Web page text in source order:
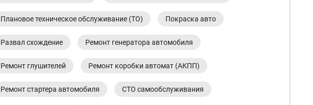
Плановое техническое обслуживание (ТО) Покраска авто
Развал схождение Ремонт генератора автомобиля
Ремонт глушителей Ремонт коробки автомат (АКПП)
Ремонт стартера автомобиля СТО самообслуживания